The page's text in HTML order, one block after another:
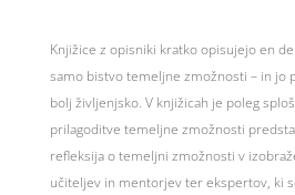
Knjižice z opisniki kratko opisujejo en
samo bistvo temeljne zmožnosti – in jo
bolj življenjsko. V knjižicah je poleg
prilagoditve temeljne zmožnosti
refleksija o temeljni zmožnosti v
učiteljev in mentorjev ter ekspertov, ki